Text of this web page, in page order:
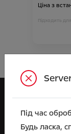
Ціна з
Підходить
Під час
Будь ласка,